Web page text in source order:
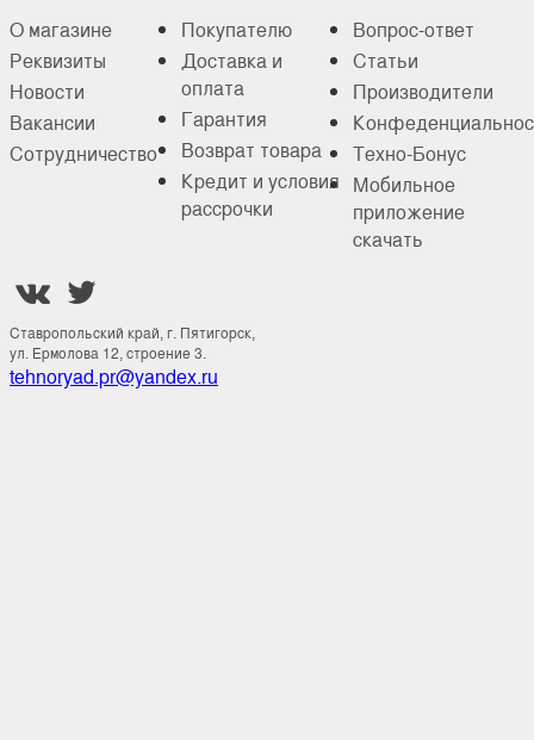
О магазине
Реквизиты
Новости
Вакансии
Сотрудничество
Покупателю
Доставка и
оплата
Гарантия
Возврат товара
Кредит и условия
рассрочки
Вопрос-ответ
Статьи
Производители
Техно-Бонус
Мобильное
приложение
скачать
 
Ставропольский край, г. Пятигорск,
ул. Ермолова 12, строение 3.
tehnoryad.pr@yandex.ru